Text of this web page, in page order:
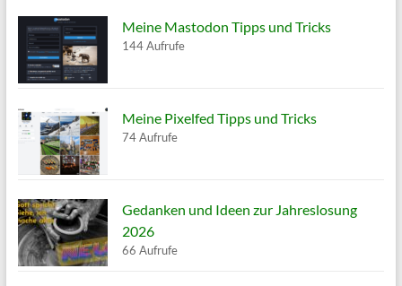
Meine Mastodon Tipps und Tricks
144 Aufrufe
Meine Pixelfed Tipps und Tricks
74 Aufrufe
Gedanken und Ideen zur Jahreslosung
2026
66 Aufrufe